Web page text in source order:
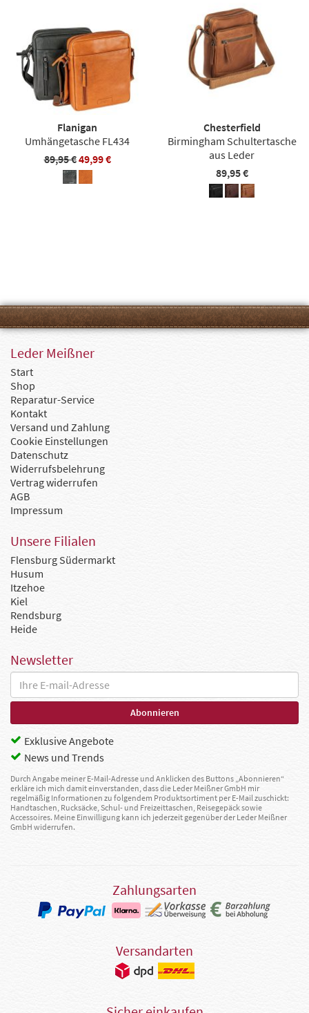
Flanigan
Umhängetasche FL434
89,95 €49,99 €
Chesterfield
Birmingham Schultertasche
aus Leder
89,95 €
Leder Meißner
Start
Shop
Reparatur-Service
Kontakt
Versand und Zahlung
Cookie Einstellungen
Datenschutz
Widerrufsbelehrung
Vertrag widerrufen
AGB
Impressum
Unsere Filialen
Flensburg Südermarkt
Husum
Itzehoe
Kiel
Rendsburg
Heide
Newsletter
Exklusive Angebote
News und Trends
Durch Angabe meiner E-Mail-Adresse und Anklicken des Buttons „Abonnieren“
erkläre ich mich damit einverstanden, dass die Leder Meißner GmbH mir
regelmäßig Informationen zu folgendem Produktsortiment per E-Mail zuschickt:
Handtaschen, Rucksäcke, Schul- und Freizeittaschen, Reisegepäck sowie
Accessoires. Meine Einwilligung kann ich jederzeit gegenüber der Leder Meißner
GmbH widerrufen.
Zahlungsarten
Versandarten